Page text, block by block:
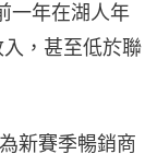
一年在湖人年
，甚至低於聯
新賽季暢銷商